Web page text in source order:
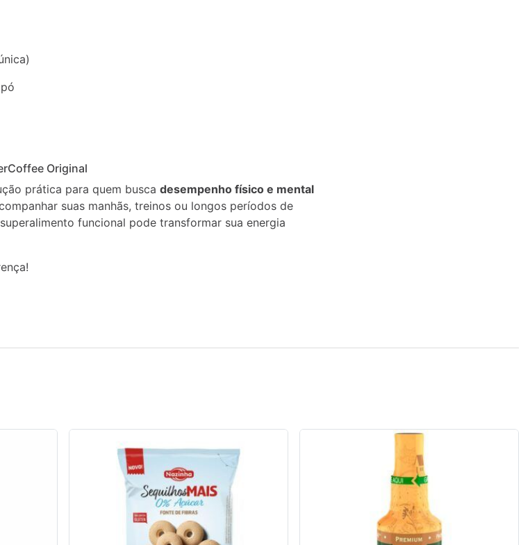
Original
prática para quem busca desempenho físico e mental
suas manhãs, treinos ou longos períodos de
funcional pode transformar sua energia